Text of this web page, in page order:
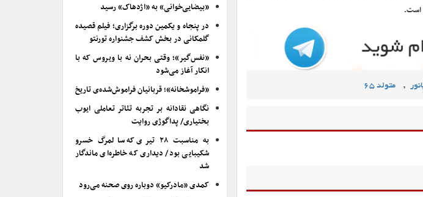
است.
, متولد 65
«بیضایی‌خوانی» به «اژدهاک» رسید
در پنجاه و یکمین دوره برگزاری؛ فیلم قصیده
گلمکانی در بخش کشف جشنواره تورنتو
«نفس‌گیر»؛ وقتی بحران نه با ویروس که با
انکار آغاز می‌شود
«فراموشخانه»؛ قربانیان فراموش‌شده‌ی تاریخ
نگاهی نقادانه بر تجربه تئاتر تعاملی ایوب
بختیاری/ پداگوژی روایت
به مناسبت ۲۸ تیری که سالمرگ خسرو
شکیبایی بود/ دیداری که خاطره‌ای ماندگار
شد
کمدی «مادرکیو» دوباره روی صحنه می‌رود